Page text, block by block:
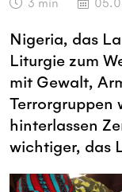
3 min
Nigeria, das
Liturgie zum
mit Gewalt,
Terrorgruppen
hinterlassen
wichtiger, das